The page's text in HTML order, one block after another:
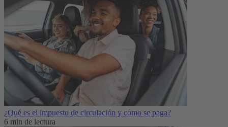
¿Qué es el impuesto de circulación y cómo se paga?
6 min de lectura